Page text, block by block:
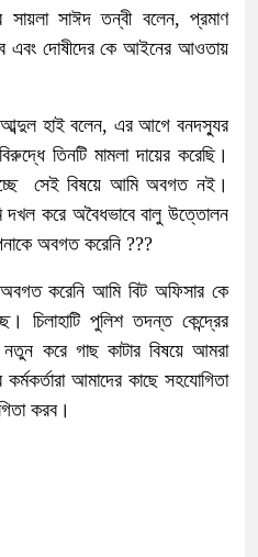
সায়লা সাঈদ তন্বী বলেন, প্রমাণ
এবং দোষীদের কে আইনের আওতায়
আব্দুল হাই বলেন, এর আগে বনদস্যুর
তিনটি মামলা দায়ের করেছি।
সেই বিষয়ে আমি অবগত নই।
দখল করে অবৈধভাবে বালু উত্তোলন
অবগত করেনি ???
করেনি আমি বিট অফিসার কে
চিলাহাটি পুলিশ তদন্ত কেন্দ্রের
করে গাছ কাটার বিষয়ে আমরা
আমাদের কাছে সহযোগিতা
করব।